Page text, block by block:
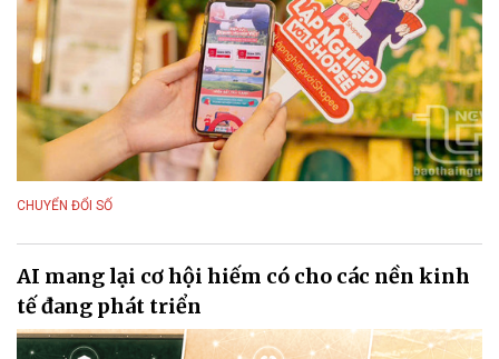
CHUYỂN ĐỔI SỐ
AI mang lại cơ hội hiếm có cho các nền kinh
tế đang phát triển